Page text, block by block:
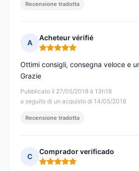
Recensione tradotta
A
Acheteur vérifié
Nota: 5 su 5
Pubblicato il 27/05/2018 à 13h18
a seguito di un acquisto di 14/05/2018
Ottimi consigli, consegna veloce e
Grazie
Recensione tradotta
C
Comprador verificado
Nota: 5 su 5